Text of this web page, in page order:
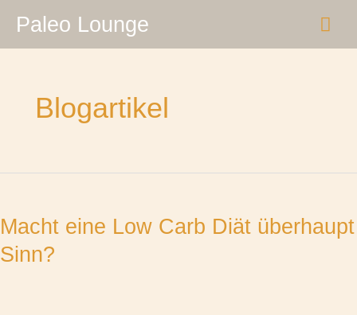
Inhalt
springen
Paleo Lounge
Blogartikel
Macht eine Low Carb Diät überhaupt
Sinn?
Low
Carb